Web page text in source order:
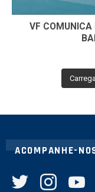
VF COMUNICA
ACOMPANHE-